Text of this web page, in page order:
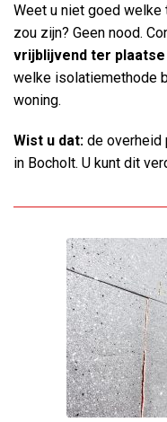
Weet u niet goed
zou zijn? Geen nood.
vrijblijvend ter plaatse
welke isolatiemethode
woning.
Wist u dat: de overheid
in Bocholt. U kunt dit